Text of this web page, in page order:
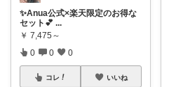
✨Anua公式×楽天限定のお得な
セット💕 ...
￥ 7,475～
0 0 0
コレ いいね